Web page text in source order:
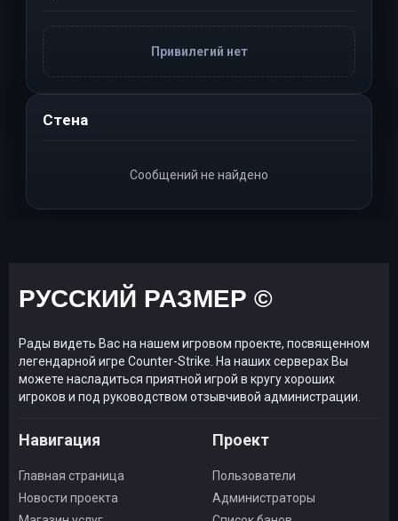
Привилегий нет
Стена
Сообщений не найдено
РУССКИЙ РАЗМЕР ©
Рады видеть Вас на нашем игровом проекте, посвященном
легендарной игре Counter-Strike. На наших серверах Вы
можете насладиться приятной игрой в кругу хороших
игроков и под руководством отзывчивой администрации.
Навигация
Главная страница
Новости проекта
Проект
Пользователи
Администраторы